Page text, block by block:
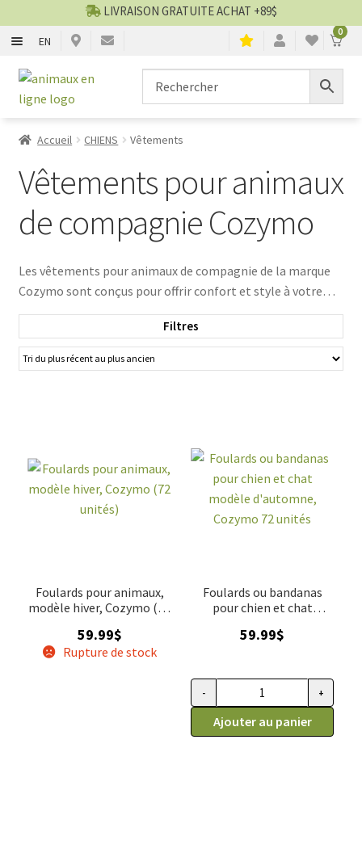
EN
0
Aller
à
navigation
Aller
au
LIVRAISON GRATUITE ACHAT +89$
CHIENS
TOILETTAGE
SERVICES
🍁 PRODUITS CANADIEN
VENTES
Accueil CHIENS Vêtements
Vêtements pour animaux
de compagnie Cozymo
Les vêtements pour animaux de compagnie de la marque
Cozymo sont conçus pour offrir confort et style à votre
compagnon. Découvrez une sélection de manteaux, pulls
et accessoires tendance. Offrez à votre animal une garde-
robe unique et de qualité. Optez pour des vêtements
Cozymo, synonymes de douceur et d'élégance pour vos
Filtres
Foulards pour animaux,
modèle hiver, Cozymo (72
59.99$
Rupture de stock
Foulards ou bandanas
pour chien et chat
Cozymo 72 unités
59.99$
quantité de Foulards ou
- +
Ajouter au panier